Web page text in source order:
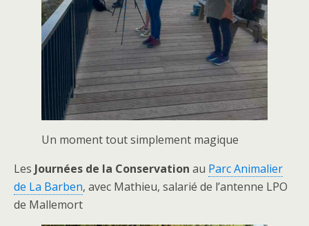
Un moment tout simplement magique
Les Journées de la Conservation au Parc Animalier
de La Barben, avec Mathieu, salarié de l’antenne LPO
de Mallemort